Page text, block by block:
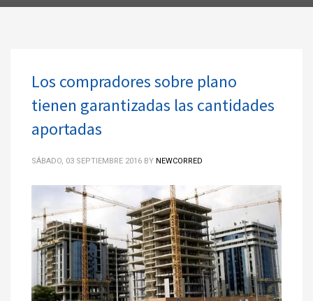
Los compradores sobre plano
tienen garantizadas las cantidades
aportadas
SÁBADO, 03 SEPTIEMBRE 2016 BY NEWCORRED